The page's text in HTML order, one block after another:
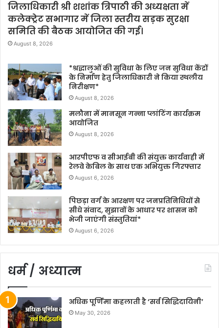
जिलाधिकारी श्री शशांक त्रिपाठी की अध्यक्षता में
कलेक्ट्रेट सभागार में जिला स्तरीय सड़क सुरक्षा
समिति की बैठक आयोजित की गई।
August 8, 2026
*श्रद्धालुओं की सुविधा के लिए जन सुविधा केंद्रों
के निर्माण हेतु जिलाधिकारी ने किया स्थलीय
निरीक्षण*
August 8, 2026
मलौना में मानसून गन्ना प्लांटिंग कार्यक्रम
आयोजित
August 8, 2026
आरपीएफ व सीआईबी की संयुक्त कार्यवाही में
रेलवे केबिल के साथ एक अभियुक्त गिरफ्तार
August 6, 2026
पिछड़ा वर्ग के आरक्षण पर जनप्रतिनिधियों से
सीधे संवाद, सुझावों के आधार पर शासन को
भेजी जाएंगी संस्तुतियां*
August 6, 2026
धर्म / अध्यात्म
अधिक पूर्णिमा कहलाती है ‘सर्व सिद्धिदायिनी’
May 30, 2026